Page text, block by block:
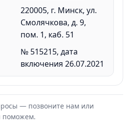
220005, г. Минск, ул.
Смолячкова, д. 9,
пом. 1, каб. 51
№ 515215, дата
включения 26.07.2021
— позвоните нам или
поможем.